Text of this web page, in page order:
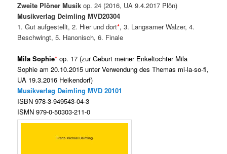
Zweite Plöner Musik op. 24 (2016, UA 9.4.2017 Plön)
Musikverlag Deimling MVD20304
1. Gut aufgestellt, 2. Hier und dort*,3. Langsamer Walzer, 4.
Beschwingt, 5. Hanonisch, 6. Finale
Mila Sophie* op. 17 (zur Geburt meiner Enkeltochter Mila
Sophie am 20.10.2015 unter Verwendung des Themas mi-la-so-fi,
UA 19.3.2016 Heikendorf)
Musikverlag Deimling MVD 20101
ISBN 978-3-949543-04-3
ISMN 979-0-50303-211-0